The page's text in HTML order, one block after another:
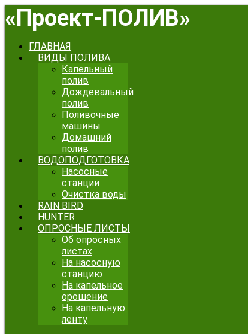
«Проект-ПОЛИВ»
ГЛАВНАЯ
ВИДЫ ПОЛИВА
Капельный
полив
Дождевальный
полив
Поливочные
машины
Домашний
полив
ВОДОПОДГОТОВКА
Насосные
станции
Очистка воды
RAIN BIRD
HUNTER
ОПРОСНЫЕ ЛИСТЫ
Об опросных
листах
На насосную
станцию
На капельное
орошение
На капельную
ленту